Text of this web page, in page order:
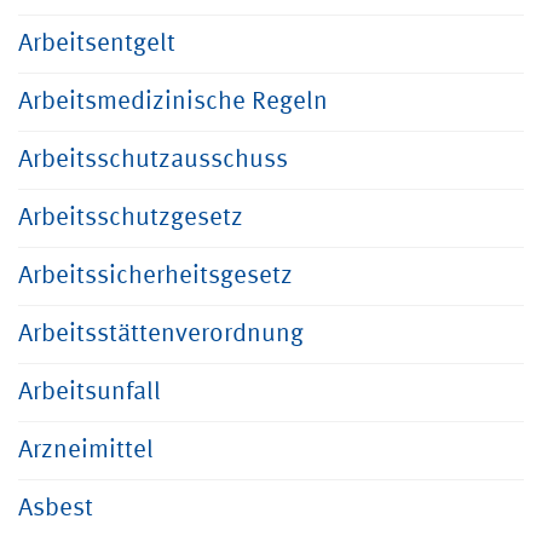
Arbeitsentgelt
Arbeitsmedizinische Regeln
Arbeitsschutzausschuss
Arbeitsschutzgesetz
Arbeitssicherheitsgesetz
Arbeitsstättenverordnung
Arbeitsunfall
Arzneimittel
Asbest